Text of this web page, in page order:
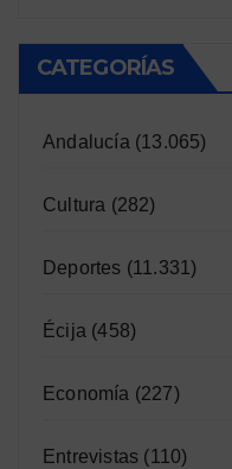
CATEGORÍAS
Andalucía (13.065)
Cultura (282)
Deportes (11.331)
Écija (458)
Economía (227)
Entrevistas (110)